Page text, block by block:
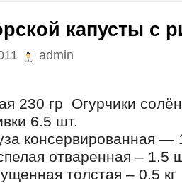
капусты с
admin
230 гр Огурчики
6.5 шт.
консервированная —
отваренная – 1.5
толстая – 0.5 кг